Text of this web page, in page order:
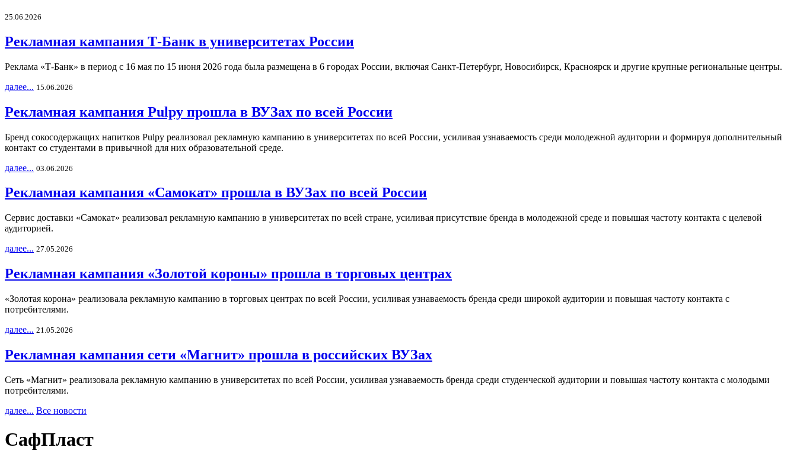
25.06.2026
Рекламная кампания Т-Банк в университетах России
Реклама «Т-Банк» в период с 16 мая по 15 июня 2026 года была размещена в 6 городах России, включая Санкт-Петербург, Новосибирск, Красноярск и другие крупные региональные центры.
далее... 15.06.2026
Рекламная кампания Pulpy прошла в ВУЗах по всей России
Бренд сокосодержащих напитков Pulpy реализовал рекламную кампанию в университетах по всей России, усиливая узнаваемость среди молодежной аудитории и формируя дополнительный
контакт со студентами в привычной для них образовательной среде.
далее... 03.06.2026
Рекламная кампания «Самокат» прошла в ВУЗах по всей России
Сервис доставки «Самокат» реализовал рекламную кампанию в университетах по всей стране, усиливая присутствие бренда в молодежной среде и повышая частоту контакта с целевой
аудиторией.
далее... 27.05.2026
Рекламная кампания «Золотой короны» прошла в торговых центрах
«Золотая корона» реализовала рекламную кампанию в торговых центрах по всей России, усиливая узнаваемость бренда среди широкой аудитории и повышая частоту контакта с
потребителями.
далее... 21.05.2026
Рекламная кампания сети «Магнит» прошла в российских ВУЗах
Сеть «Магнит» реализовала рекламную кампанию в университетах по всей России, усиливая узнаваемость бренда среди студенческой аудитории и повышая частоту контакта с молодыми
потребителями.
далее... Все новости
СафПласт